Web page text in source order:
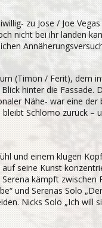
zu Jose / Joe
nicht bei ihr landen
(Timon / Ferit), dem
hinter die Fassade.
Nähe- war eine der
Schlomo zurück –
und einem klugen
seine Kunst
kämpft zwischen
und Serenas Solo
Nicks Solo „Ich will